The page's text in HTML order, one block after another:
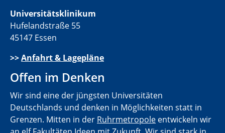
Universitätsklinikum
Hufelandstraße 55
45147 Essen
>>Anfahrt & Lagepläne
Offen im Denken
Wir sind eine der jüngsten Universitäten
Deutschlands und denken in Möglichkeiten statt in
Grenzen. Mitten in der Ruhrmetropole entwickeln wir